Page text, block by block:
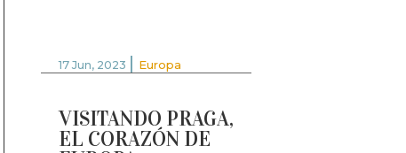
17 Jun, 2023 | Europa
VISITANDO PRAGA,
EL CORAZÓN DE